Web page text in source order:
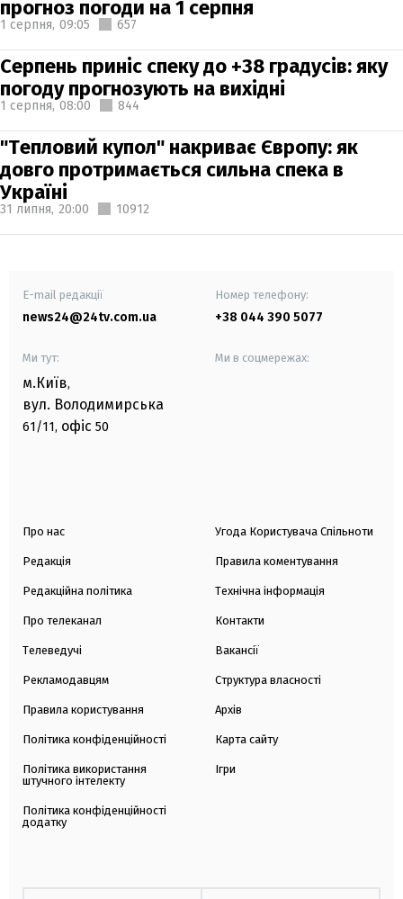
прогноз погоди на 1 серпня
1 серпня, 09:05 657
Серпень приніс спеку до +38 градусів: яку
погоду прогнозують на вихідні
1 серпня, 08:00 844
"Тепловий купол" накриває Європу: як
довго протримається сильна спека в
Україні
31 липня, 20:00 10912
E-mail редакції
news24@24tv.com.ua
Номер телефону:
+38 044 390 5077
Ми тут:
м.Київ,
вул. Володимирська
61/11, офіс 50
Ми в соцмережах:
Про нас
Редакція
Редакційна політика
Про телеканал
Телеведучі
Рекламодавцям
Правила користування
Політика конфіденційності
Політика використання
штучного інтелекту
Політика конфіденційності
додатку
Угода Користувача Спільноти
Правила коментування
Технічна інформація
Контакти
Вакансії
Структура власності
Архів
Карта сайту
Ігри